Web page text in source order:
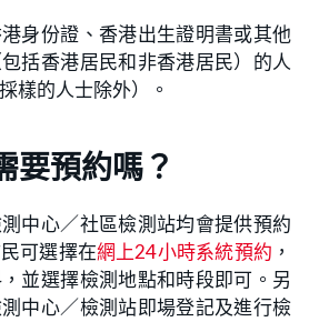
身份證、香港出生證明書或其他
括香港居民和非香港居民）的人
樣的人士除外）。
要預約嗎？
中心／社區檢測站均會提供預約
可選擇在網上24小時系統預約 ，
並選擇檢測地點和時段即可。另
中心／檢測站即場登記及進行檢